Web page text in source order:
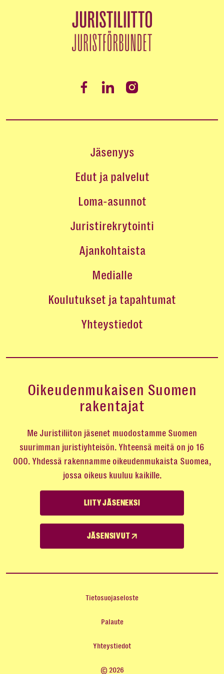
Jäsenyys
Edut ja palvelut
Loma-asunnot
Juristirekrytointi
Ajankohtaista
Medialle
Koulutukset ja tapahtumat
Yhteystiedot
Oikeudenmukaisen Suomen
rakentajat
Me Juristiliiton jäsenet muodostamme Suomen
suurimman juristiyhteisön. Yhteensä meitä on jo 16
000. Yhdessä rakennamme oikeudenmukaista Suomea,
jossa oikeus kuuluu kaikille.
LIITY JÄSENEKSI
JÄSENSIVUT
Tietosuojaseloste
Palaute
Yhteystiedot
© 2026